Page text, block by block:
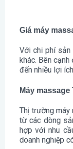
Giá máy
Với chi phí sản
khác. Bên
đến nhiều lợi
Máy
Thị trường máy
từ các dòng
hợp với nhu
doanh nghiệp